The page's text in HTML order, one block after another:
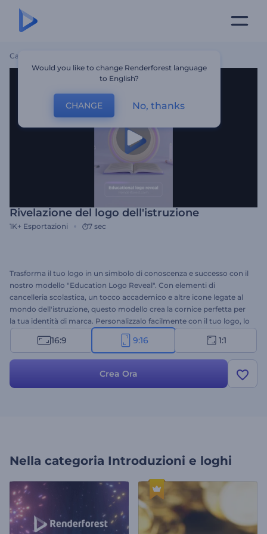
Casa
Rivelazione del logo dell'istruzione
1K+ Esportazioni 7 sec
Trasforma il tuo logo in un simbolo di conoscenza e successo con il
nostro modello "Education Logo Reveal". Con elementi di
cancelleria scolastica, un tocco accademico e altre icone legate al
mondo dell'istruzione, questo modello crea la cornice perfetta per
la tua identità di marca. Personalizzalo facilmente con il tuo logo, lo
slogan e la musica di sottofondo. Ideale per scuole, corsi online,
presentazioni accademiche e altri progetti educativi. Crea ora e
16:9 9:16 1:1
Crea Ora
Nella categoria Introduzioni e loghi
Would you like to change Renderforest language
to English?
CHANGE No, thanks